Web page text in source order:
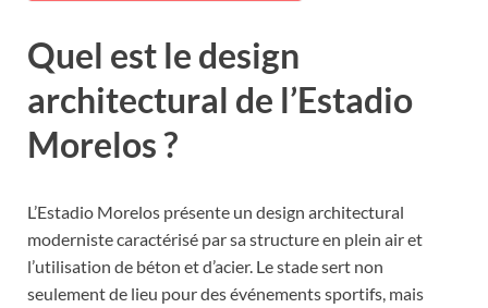
Quel est le design
architectural de l’Estadio
Morelos ?
L’Estadio Morelos présente un design architectural
moderniste caractérisé par sa structure en plein air et
l’utilisation de béton et d’acier. Le stade sert non
seulement de lieu pour des événements sportifs, mais